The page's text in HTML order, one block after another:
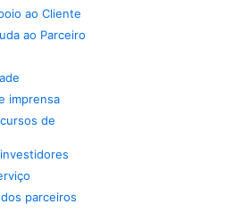
ao Cliente
ao Parceiro
imprensa
de
parceiros